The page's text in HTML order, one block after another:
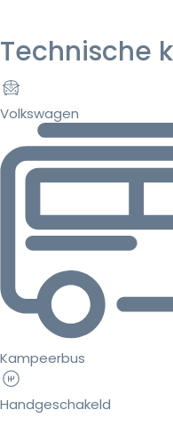
Technische
Volkswagen
Kampeerbus
Handgeschakeld